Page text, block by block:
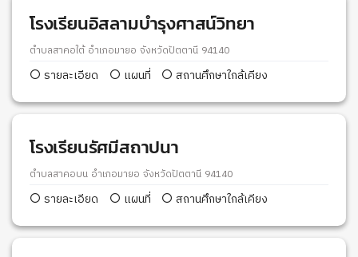
โรงเรียนอิสลามบำรุงศาสน์วิทยา
ตำบลสาคอใต้ อำเภอมายอ จังหวัดปัตตานี 94140
รายละเอียด แผนที่ สถานศึกษาใกล้เคียง
โรงเรียนรัศมีสถาปนา
ตำบลสาคอบน อำเภอมายอ จังหวัดปัตตานี 94140
รายละเอียด แผนที่ สถานศึกษาใกล้เคียง